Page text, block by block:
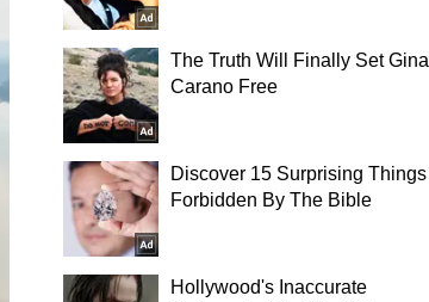
The Truth Will Finally Set Gina
Carano Free
Discover 15 Surprising Things
Forbidden By The Bible
Hollywood's Inaccurate